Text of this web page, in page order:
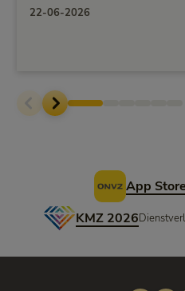
22-06-2026
App Store
KMZ 2026